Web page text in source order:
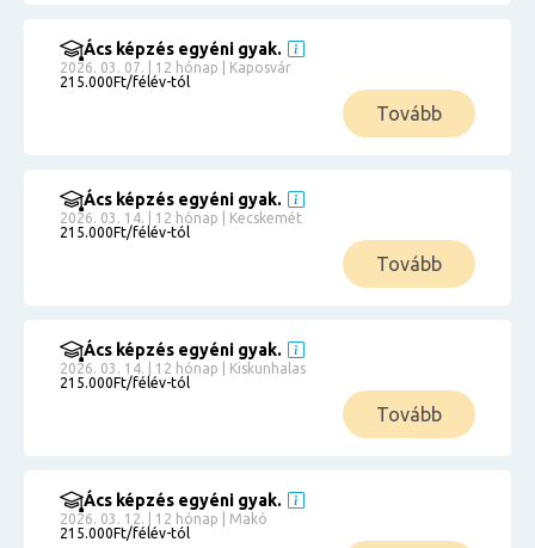
Ács képzés egyéni gyak.
2026. 03. 07. | 12 hónap | Kaposvár
215.000Ft/félév-tól
Tovább
Ács képzés egyéni gyak.
2026. 03. 14. | 12 hónap | Kecskemét
215.000Ft/félév-tól
Tovább
Ács képzés egyéni gyak.
2026. 03. 14. | 12 hónap | Kiskunhalas
215.000Ft/félév-tól
Tovább
Ács képzés egyéni gyak.
2026. 03. 12. | 12 hónap | Makó
215.000Ft/félév-tól